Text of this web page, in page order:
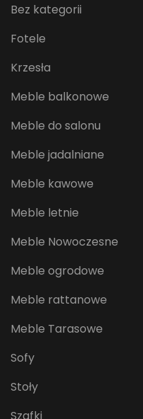
Bez kategorii
Fotele
Krzesła
Meble balkonowe
Meble do salonu
Meble jadalniane
Meble kawowe
Meble letnie
Meble Nowoczesne
Meble ogrodowe
Meble rattanowe
Meble Tarasowe
Sofy
Stoły
Szafki